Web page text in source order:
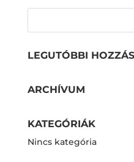
LEGUTÓBBI
ARCHÍVUM
KATEGÓRIÁK
Nincs kategória